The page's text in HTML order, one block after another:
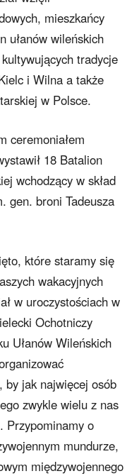
mieszkańcy
ułanów wileńskich
tradycje
i Wilna a także
w Polsce.
ceremoniałem
18 Batalion
wchodzący w skład
gen. broni Tadeusza
które staramy się
wakacyjnych
w uroczystościach w
Ochotniczy
Ułanów Wileńskich
by jak najwięcej osób
zwykle wielu z nas
Przypominamy o
mundurze,
międzywojennego